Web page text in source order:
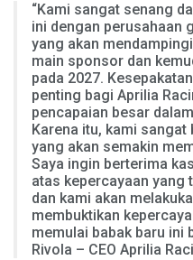
“Kami sangat senang
ini dengan perusahaan
yang akan
main sponsor dan
pada 2027.
penting bagi Aprilia
pencapaian besar
Karena itu, kami
yang akan semakin
Saya ingin berterima
atas kepercayaan yang
dan kami akan
membuktikan
memulai babak baru ini
Rivola – CEO Aprilia